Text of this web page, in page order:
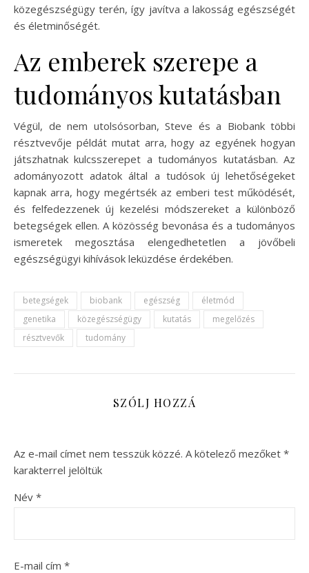
közegészségügy terén, így javítva a lakosság egészségét
és életminőségét.
Az emberek szerepe a
tudományos kutatásban
Végül, de nem utolsósorban, Steve és a Biobank többi
résztvevője példát mutat arra, hogy az egyének hogyan
játszhatnak kulcsszerepet a tudományos kutatásban. Az
adományozott adatok által a tudósok új lehetőségeket
kapnak arra, hogy megértsék az emberi test működését,
és felfedezzenek új kezelési módszereket a különböző
betegségek ellen. A közösség bevonása és a tudományos
ismeretek megosztása elengedhetetlen a jövőbeli
egészségügyi kihívások leküzdése érdekében.
betegségek biobank egészség
életmód
genetika
közegészségügy kutatás
megelőzés
résztvevők
tudomány
SZÓLJ HOZZÁ
Az e-mail címet nem tesszük közzé. A kötelező mezőket *
karakterrel jelöltük
Név *
E-mail cím *